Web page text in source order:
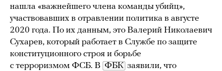
нашла «важнейшего члена команды убийц»,
участвовавших в отравлении политика в августе
2020 года. По их данным, это Валерий Николаевич
Сухарев, который работает в Службе по защите
конституционного строя и борьбе
с терроризмом ФСБ. В ФБК заявили, что